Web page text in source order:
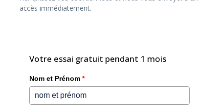
— et trouvez tout d'un seul coup d'œil.
Droits au niveau des métadonnées
accès immédiatement.
Votre essai gratuit pendant 1 mois
Nom et Prénom *